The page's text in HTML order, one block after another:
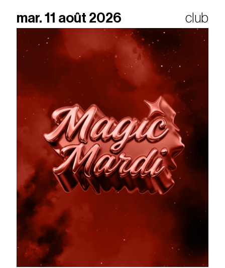
mar. 11 août 2026 club